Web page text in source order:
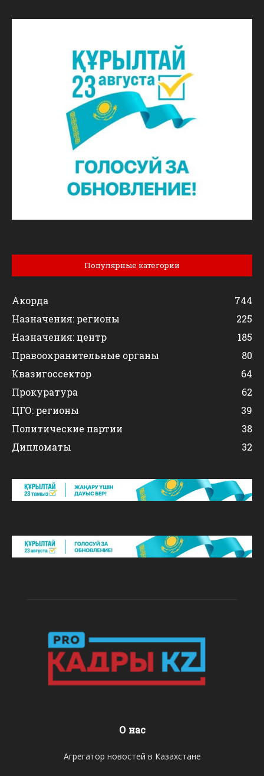
Популярные категории
Акорда
744
Назначения: регионы
225
Назначения: центр
185
Правоохранительные органы
80
Квазигоссектор
64
Прокуратура
62
ЦГО: регионы
39
Политические партии
38
Дипломаты
32
О нас
Агрегатор новостей в Казахстане